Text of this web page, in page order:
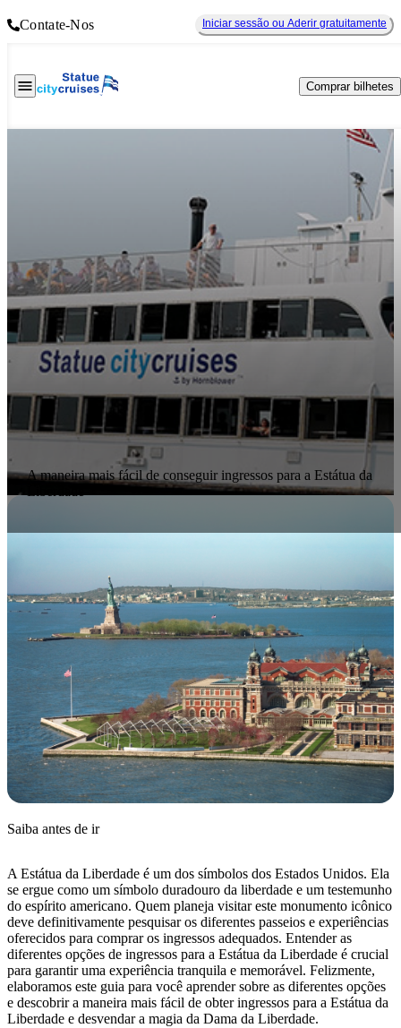
Contate-Nos Iniciar sessão ou Aderir gratuitamente
Comprar bilhetes
A maneira mais fácil de conseguir ingressos para a Estátua da
Saiba antes de ir
A Estátua da Liberdade é um dos símbolos dos Estados Unidos. Ela
se ergue como um símbolo duradouro da liberdade e um testemunho
do espírito americano. Quem planeja visitar este monumento icônico
deve definitivamente pesquisar os diferentes passeios e experiências
oferecidos para comprar os ingressos adequados. Entender as
diferentes opções de ingressos para a Estátua da Liberdade é crucial
para garantir uma experiência tranquila e memorável. Felizmente,
elaboramos este guia para você aprender sobre as diferentes opções
e descobrir a maneira mais fácil de obter ingressos para a Estátua da
Liberdade e desvendar a magia da Dama da Liberdade.